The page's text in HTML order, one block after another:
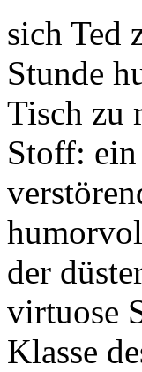
sich Ted
Stunde
Tisch zu
Stoff:
der
virtuose
Klasse